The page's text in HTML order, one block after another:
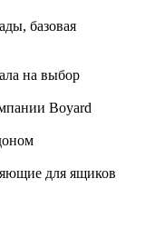
базовая
на выбор
Boyard
для ящиков